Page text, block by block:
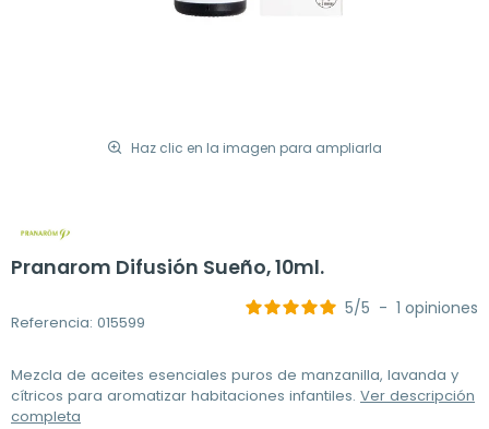
Haz clic en la imagen para ampliarla
Pranarom Difusión Sueño, 10ml.
Referencia: 015599
5/5 - 1 opiniones
Mezcla de aceites esenciales puros de manzanilla, lavanda y
cítricos para aromatizar habitaciones infantiles. Ver descripción
completa